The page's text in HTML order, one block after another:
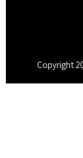
Copyright